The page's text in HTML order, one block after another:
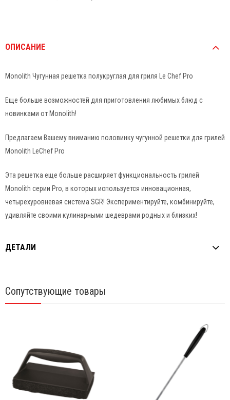
ОПИСАНИЕ
Monolith Чугунная решетка полукруглая для гриля Le Chef Pro
Еще больше возможностей для приготовления любимых блюд с
новинками от Monolith!
Предлагаем Вашему вниманию половинку чугунной решетки для грилей
Monolith LeChef Pro
Эта решетка еще больше расширяет функциональность грилей
Monolith серии Pro, в которых используется инновационная,
четырехуровневая система SGR! Экспериментируйте, комбинируйте,
удивляйте своими кулинарными шедеврами родных и близких!
ДЕТАЛИ
Сопутствующие товары